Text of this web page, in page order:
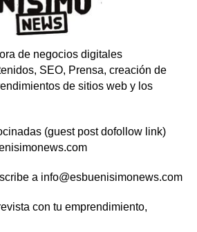
de negocios digitales
SEO, Prensa, creación de
de sitios web y los
(guest post dofollow link)
a info@esbuenisimonews.com
con tu emprendimiento,